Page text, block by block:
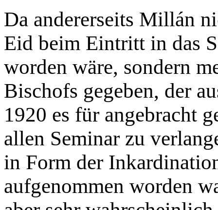
Da andererseits Millán
Eid beim Eintritt in das
worden wäre, sondern
Bischofs gegeben, der
1920 es für angebracht
allen Seminar zu
in Form der
aufgenommen worden